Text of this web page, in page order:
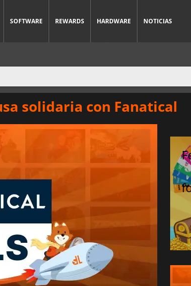
SOFTWARE REWARDS HARDWARE NOTICIAS
solidaria con Fanatical